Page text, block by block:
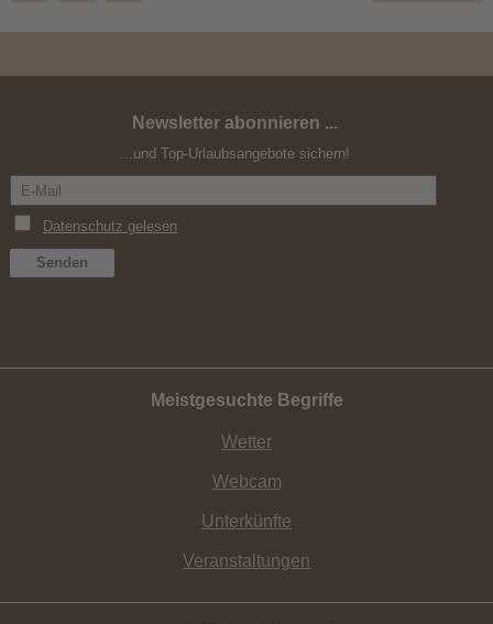
Bergfreude am Pragser Wildsee - Vorteilsangebot
Newsletter abonnieren ...
...und Top-Urlaubsangebote sichern!
Meistgesuchte Begriffe
Wetter
Webcam
Unterkünfte
Veranstaltungen